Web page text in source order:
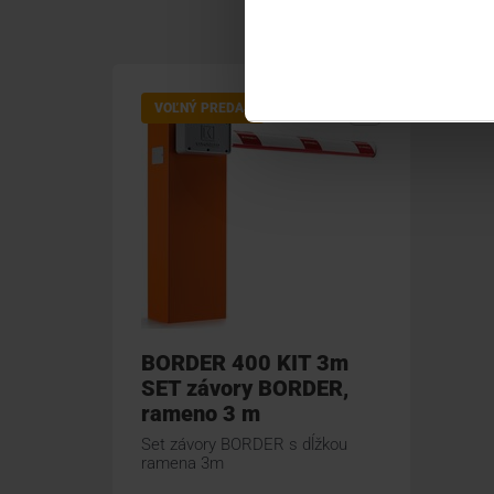
VOĽNÝ PREDAJ
BORDER 400 KIT 3m
SET závory BORDER,
rameno 3 m
Set závory BORDER s dĺžkou
ramena 3m